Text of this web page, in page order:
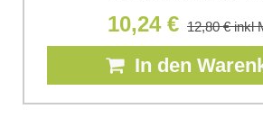
10,24 € 12,80 €inkl
In den